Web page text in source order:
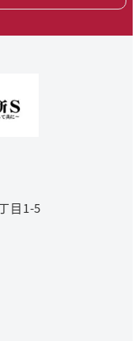
目1-5